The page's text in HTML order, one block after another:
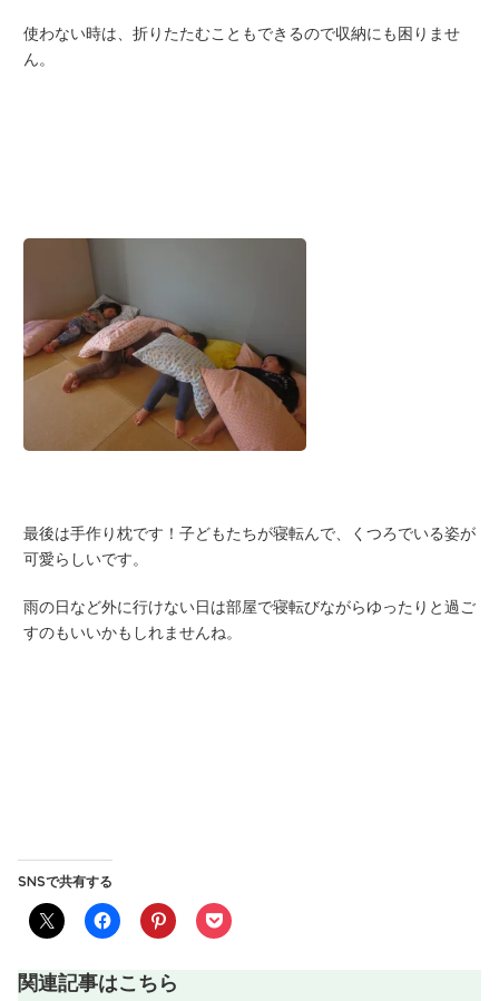
使わない時は、折りたたむこともできるので収納にも困りませ
ん。
最後は手作り枕です！子どもたちが寝転んで、くつろでいる姿が
可愛らしいです。
雨の日など外に行けない日は部屋で寝転びながらゆったりと過ご
すのもいいかもしれませんね。
SNSで共有する
関連記事はこちら